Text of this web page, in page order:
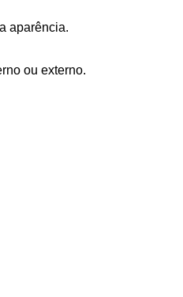
aparência.
ou externo.